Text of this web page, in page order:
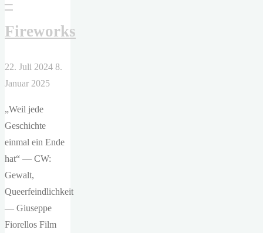
Fireworks
22. Juli 2024 8.
Januar 2025
„Weil jede
Geschichte
einmal ein Ende
hat“ — CW:
Gewalt,
Queerfeindlichkeit
— Giuseppe
Fiorellos Film